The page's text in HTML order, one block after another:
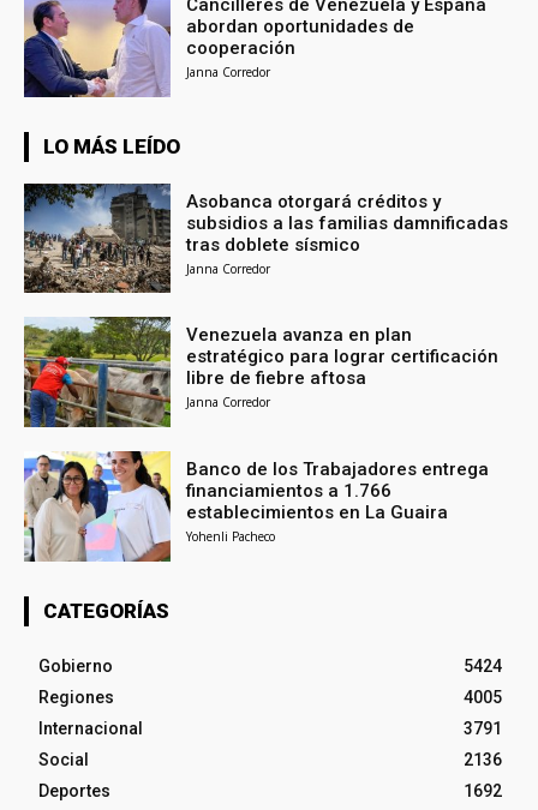
Cancilleres de Venezuela y España
abordan oportunidades de
cooperación
Janna Corredor
LO MÁS LEÍDO
Asobanca otorgará créditos y
subsidios a las familias damnificadas
tras doblete sísmico
Janna Corredor
Venezuela avanza en plan
estratégico para lograr certificación
libre de fiebre aftosa
Janna Corredor
Banco de los Trabajadores entrega
financiamientos a 1.766
establecimientos en La Guaira
Yohenli Pacheco
CATEGORÍAS
Gobierno
5424
Regiones
4005
Internacional
3791
Social
2136
Deportes
1692